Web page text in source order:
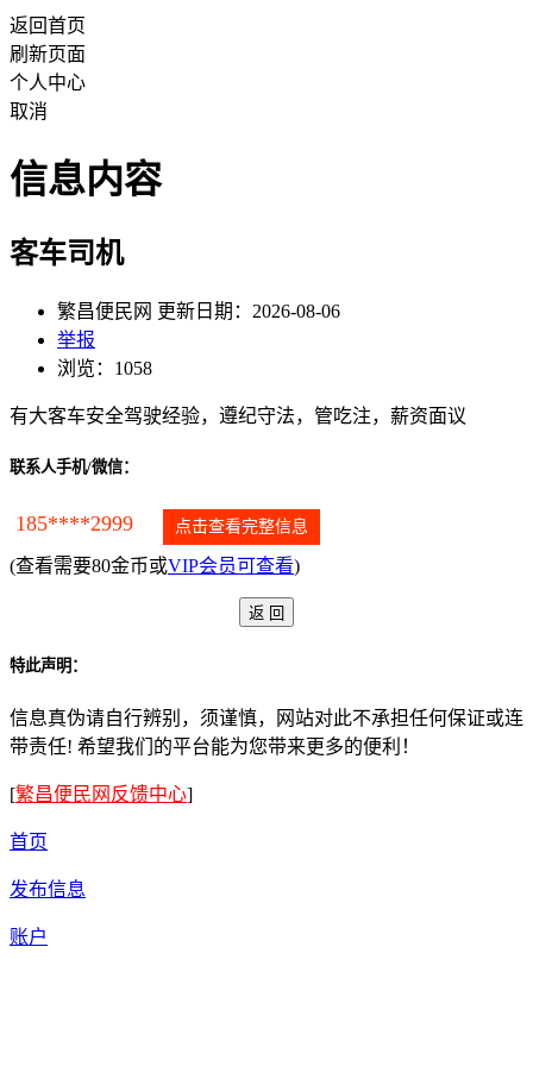
返回首页
刷新页面
个人中心
取消
信息内容
客车司机
繁昌便民网 更新日期：2026-08-06
举报
浏览：1058
有大客车安全驾驶经验，遵纪守法，管吃注，薪资面议
联系人手机/微信：
185****2999 点击查看完整信息
(查看需要80金币或VIP会员可查看)
特此声明：
信息真伪请自行辨别，须谨慎，网站对此不承担任何保证或连
带责任! 希望我们的平台能为您带来更多的便利！
[繁昌便民网反馈中心]
首页
发布信息
账户